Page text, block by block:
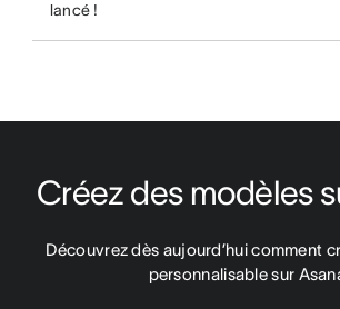
lancé !
Créez des modèles
Découvrez dès aujourd’hui comment
personnalisable sur